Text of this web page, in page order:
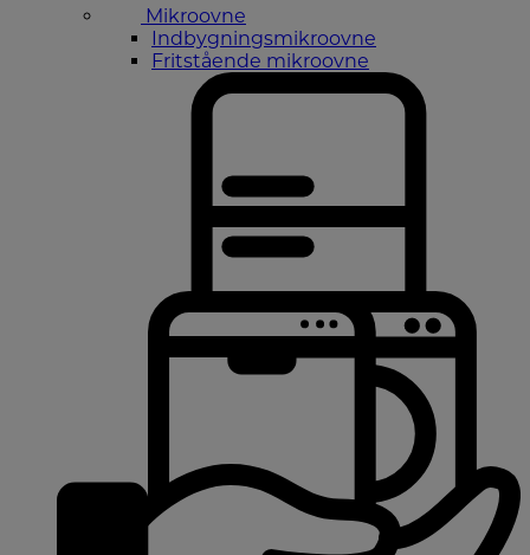
Mikroovne
Indbygningsmikroovne
Fritstående mikroovne